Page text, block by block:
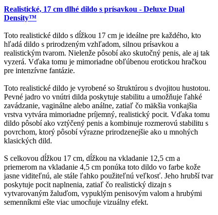
Realistické, 17 cm dlhé dildo s prísavkou - Deluxe Dual
Density™
Toto realistické dildo s dĺžkou 17 cm je ideálne pre každého, kto
hľadá dildo s prirodzeným vzhľadom, silnou prísavkou a
realistickým tvarom. Nielenže pôsobí ako skutočný penis, ale aj tak
vyzerá. Vďaka tomu je mimoriadne obľúbenou erotickou hračkou
pre intenzívne fantázie.
Toto realistické dildo je vyrobené so štruktúrou s dvojitou hustotou.
Pevné jadro vo vnútri dilda poskytuje stabilitu a umožňuje ľahké
zavádzanie, vaginálne alebo análne, zatiaľ čo mäkšia vonkajšia
vrstva vytvára mimoriadne príjemný, realistický pocit. Vďaka tomu
dildo pôsobí ako vztýčený penis a kombinuje rozmerovú stabilitu s
povrchom, ktorý pôsobí výrazne prirodzenejšie ako u mnohých
klasických dild.
S celkovou dĺžkou 17 cm, dĺžkou na vkladanie 12,5 cm a
priemerom na vkladanie 4,5 cm ponúka toto dildo vo farbe kože
jasne viditeľnú, ale stále ľahko použiteľnú veľkosť. Jeho hrubší tvar
poskytuje pocit naplnenia, zatiaľ čo realistický dizajn s
vytvarovaným žaluďom, vypuklým penisovým valom a hrubými
semenníkmi ešte viac umocňuje vizuálny efekt.